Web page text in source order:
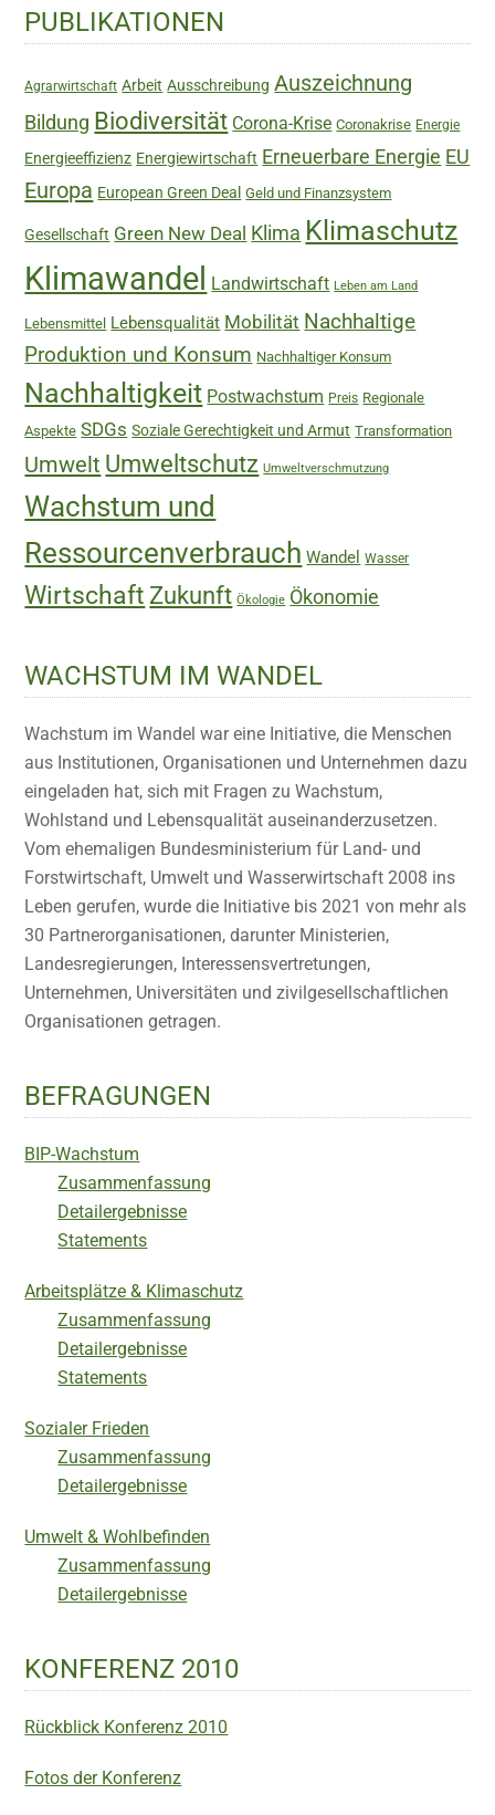
Haupt-
Sidebar
PUBLIKATIONEN
Agrarwirtschaft Arbeit Ausschreibung Auszeichnung
Bildung Biodiversität Corona-Krise Coronakrise Energie
Energieeffizienz Energiewirtschaft Erneuerbare Energie EU
Europa European Green Deal Geld und Finanzsystem
Gesellschaft Green New Deal Klima Klimaschutz
Klimawandel Landwirtschaft Leben am Land
Lebensmittel Lebensqualität Mobilität Nachhaltige
Produktion und Konsum Nachhaltiger Konsum
Nachhaltigkeit Postwachstum Preis Regionale
Aspekte SDGs Soziale Gerechtigkeit und Armut Transformation
Umwelt Umweltschutz Umweltverschmutzung
Wachstum und
Ressourcenverbrauch Wandel Wasser
Wirtschaft Zukunft Ökologie Ökonomie
WACHSTUM IM WANDEL
Wachstum im Wandel war eine Initiative, die Menschen
aus Institutionen, Organisationen und Unternehmen dazu
eingeladen hat, sich mit Fragen zu Wachstum,
Wohlstand und Lebensqualität auseinanderzusetzen.
Vom ehemaligen Bundesministerium für Land- und
Forstwirtschaft, Umwelt und Wasserwirtschaft 2008 ins
Leben gerufen, wurde die Initiative bis 2021 von mehr als
30 Partnerorganisationen, darunter Ministerien,
Landesregierungen, Interessensvertretungen,
Unternehmen, Universitäten und zivilgesellschaftlichen
Organisationen getragen.
BEFRAGUNGEN
BIP-Wachstum
Zusammenfassung
Detailergebnisse
Statements
Arbeitsplätze & Klimaschutz
Zusammenfassung
Detailergebnisse
Statements
Sozialer Frieden
Zusammenfassung
Detailergebnisse
Umwelt & Wohlbefinden
Zusammenfassung
Detailergebnisse
KONFERENZ 2010
Rückblick Konferenz 2010
Fotos der Konferenz